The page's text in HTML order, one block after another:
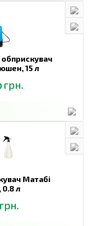
15 л
грн.
Матабі
0.8 л
грн.